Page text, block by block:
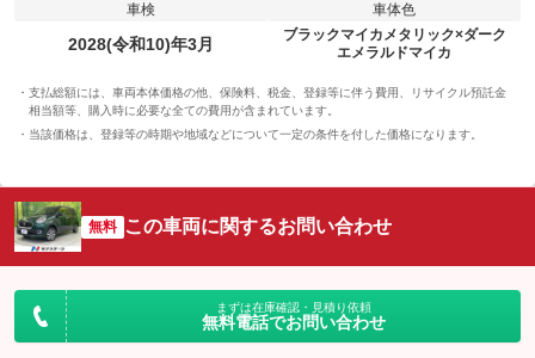
車検
2028(令和10)年3月
車体色
ブラックマイカメタリック×ダーク
エメラルドマイカ
支払総額には、車両本体価格の他、保険料、税金、登録等に伴う費用、リサイクル預託金
相当額等、購入時に必要な全ての費用が含まれています。
当該価格は、登録等の時期や地域などについて一定の条件を付した価格になります。
無料 この車両に関するお問い合わせ
まずは在庫確認・見積り依頼
無料電話でお問い合わせ